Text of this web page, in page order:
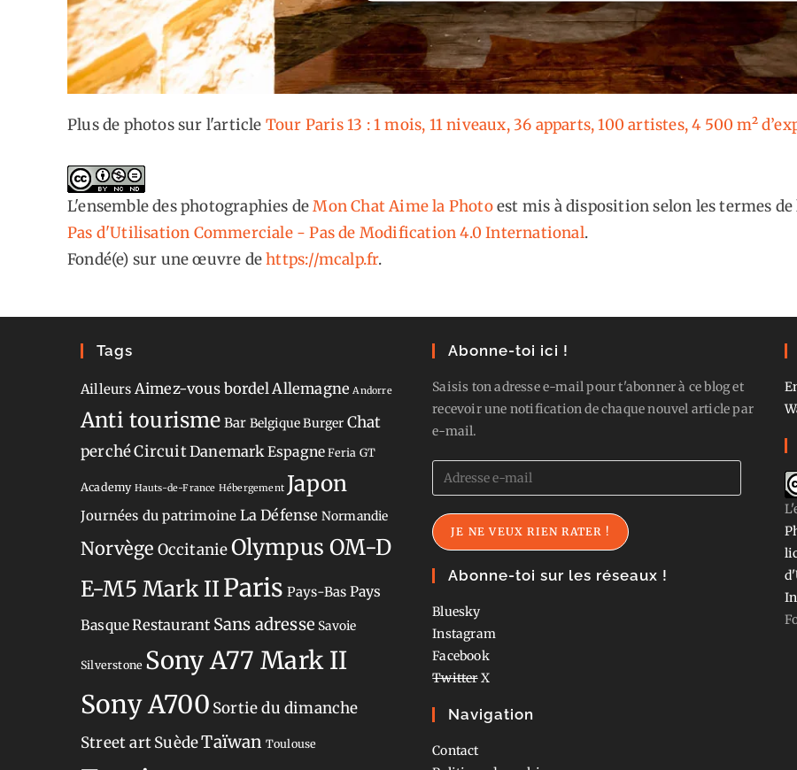
Plus de photos sur l'article Tour Paris 13 : 1 mois, 11 niveaux, 36 apparts, 100 artistes, 4 500 m²
L'ensemble des photographies deMon Chat Aime la Photoest mis à disposition selon les termes
Pas d'Utilisation Commerciale - Pas de Modification 4.0 International.
Fondé(e) sur une œuvre dehttps://mcalp.fr.
Tags
Ailleurs Aimez-vous bordelAllemagne Andorre
Anti tourisme Bar BelgiqueBurger Chat
perchéCircuitDanemarkEspagne Feria GT
Academy Hauts-de-France Hébergement Japon
Journées du patrimoine La Défense Normandie
Norvège OccitanieOlympus OM-D
E-M5 Mark IIParis Pays-Bas Pays
BasqueRestaurant Sans adresse Savoie
Silverstone Sony A77 Mark II
Sony A700 Sortie du dimanche
Street artSuèdeTaïwan Toulouse
Abonne-toi ici !
Saisis ton adresse e-mail pour t'abonner à ce blog et
recevoir une notification de chaque nouvel article par
e-mail.
Adresse
e-
mail
JE NE VEUX RIEN RATER !
Abonne-toi sur les réseaux !
Bluesky
Instagram
Facebook
TwitterX
Navigation
Contact